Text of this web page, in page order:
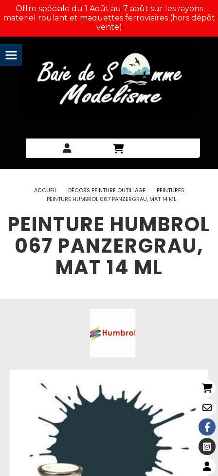
Offre spéciale du 1 Août au 7 août sur les rayons
materiel roulant et maquettes ferroviaires (hors dépôt
vente)
ACCUEIL DÉCORS PEINTURE OUTILLAGE
PEINTURES
PEINTURE HUMBROL 067 PANZERGRAU, MAT 14 ML
PEINTURE HUMBROL
067 PANZERGRAU,
MAT 14 ML
Panneau de gestion des cookies